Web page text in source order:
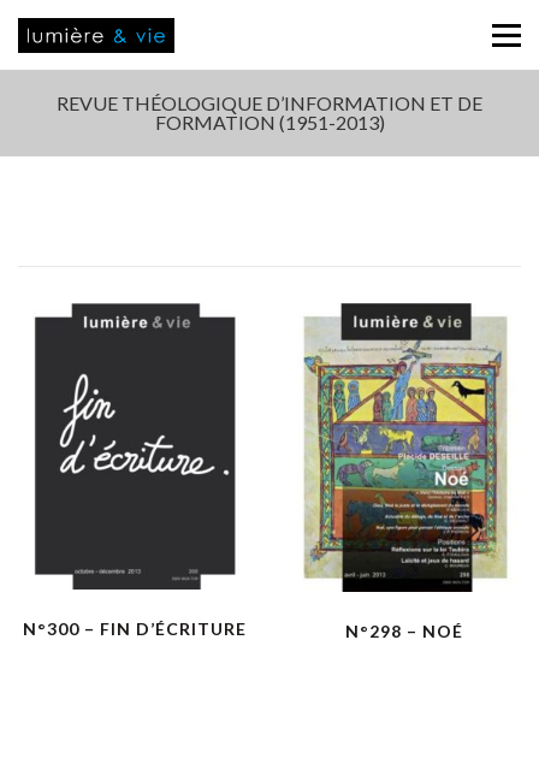
REVUE THÉOLOGIQUE D’INFORMATION ET DE
FORMATION (1951-2013)
N°300 – FIN D’ÉCRITURE N°298 – NOÉ